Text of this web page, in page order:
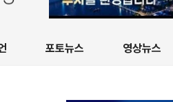
포토뉴스 영상뉴스